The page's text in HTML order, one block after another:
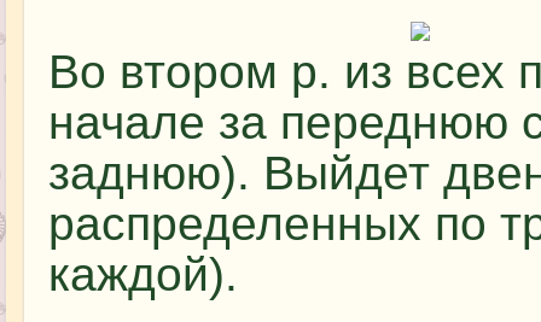
Во втором р. из всех
начале за переднюю
заднюю). Выйдет
распределенных по
каждой).